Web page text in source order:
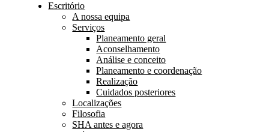
Escritório
A nossa equipa
Serviços
Planeamento geral
Aconselhamento
Análise e conceito
Planeamento e coordenação
Realização
Cuidados posteriores
Localizações
Filosofia
SHA antes e agora